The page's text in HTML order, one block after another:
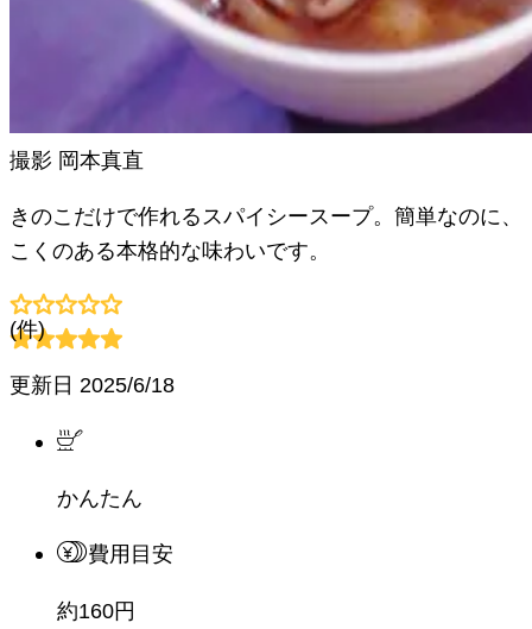
撮影 岡本真直
きのこだけで作れるスパイシースープ。簡単なのに、
こくのある本格的な味わいです。
(件)
更新日 2025/6/18
かんたん
費用目安
約160円